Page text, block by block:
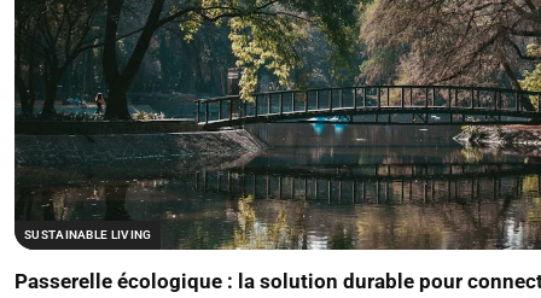
SUSTAINABLE LIVING
Passerelle écologique : la solution durable pour